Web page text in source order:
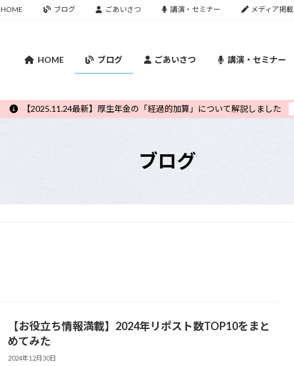
HOME ブログ ごあいさつ 講演・セミナー メディア掲載
HOME ブログ ごあいさつ 講演・セミナー
【2025.11.24最新】厚生年金の「経過的加算」について解説しました
ブログ
【お役立ち情報満載】2024年リポスト数TOP10をまと
めてみた
2024年12月30日